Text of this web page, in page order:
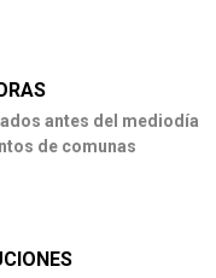
antes del mediodía
de comunas